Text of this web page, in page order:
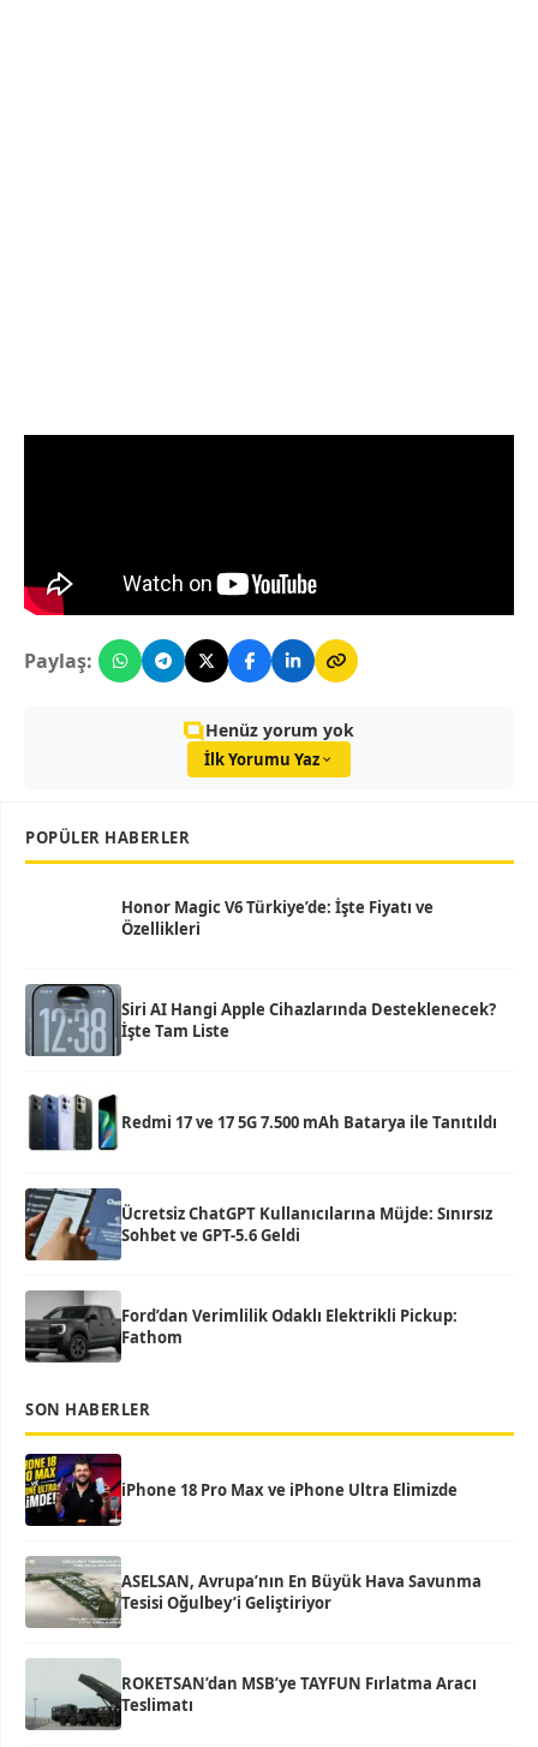
Paylaş:
Henüz yorum yok
İlk Yorumu Yaz
POPÜLER HABERLER
Honor Magic V6 Türkiye’de: İşte Fiyatı ve
Özellikleri
Siri AI Hangi Apple Cihazlarında Desteklenecek?
İşte Tam Liste
Redmi 17 ve 17 5G 7.500 mAh Batarya ile Tanıtıldı
Ücretsiz ChatGPT Kullanıcılarına Müjde: Sınırsız
Sohbet ve GPT-5.6 Geldi
Ford’dan Verimlilik Odaklı Elektrikli Pickup:
Fathom
SON HABERLER
iPhone 18 Pro Max ve iPhone Ultra Elimizde
ASELSAN, Avrupa’nın En Büyük Hava Savunma
Tesisi Oğulbey’i Geliştiriyor
ROKETSAN’dan MSB’ye TAYFUN Fırlatma Aracı
Teslimatı